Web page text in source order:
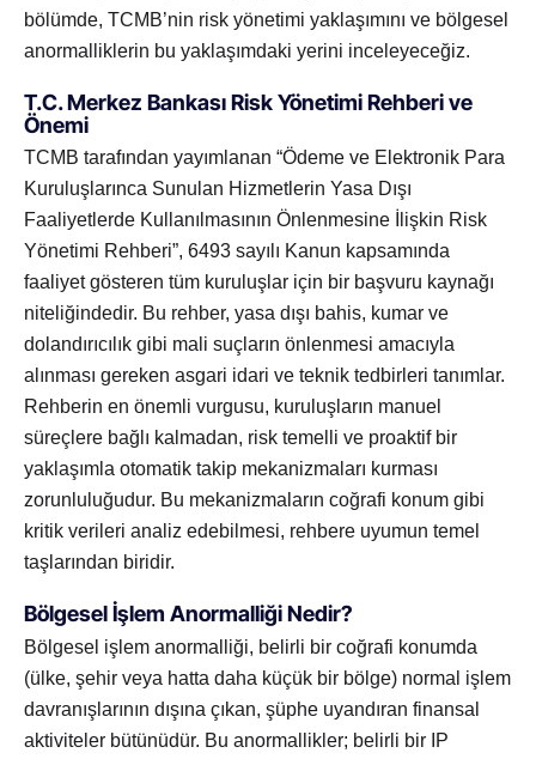
bölümde, TCMB’nin risk yönetimi yaklaşımını ve bölgesel
anormalliklerin bu yaklaşımdaki yerini inceleyeceğiz.
T.C. Merkez Bankası Risk Yönetimi Rehberi ve
Önemi
TCMB tarafından yayımlanan “Ödeme ve Elektronik Para
Kuruluşlarınca Sunulan Hizmetlerin Yasa Dışı
Faaliyetlerde Kullanılmasının Önlenmesine İlişkin Risk
Yönetimi Rehberi”, 6493 sayılı Kanun kapsamında
faaliyet gösteren tüm kuruluşlar için bir başvuru kaynağı
niteliğindedir. Bu rehber, yasa dışı bahis, kumar ve
dolandırıcılık gibi mali suçların önlenmesi amacıyla
alınması gereken asgari idari ve teknik tedbirleri tanımlar.
Rehberin en önemli vurgusu, kuruluşların manuel
süreçlere bağlı kalmadan, risk temelli ve proaktif bir
yaklaşımla otomatik takip mekanizmaları kurması
zorunluluğudur. Bu mekanizmaların coğrafi konum gibi
kritik verileri analiz edebilmesi, rehbere uyumun temel
taşlarından biridir.
Bölgesel İşlem Anormalliği Nedir?
Bölgesel işlem anormalliği, belirli bir coğrafi konumda
(ülke, şehir veya hatta daha küçük bir bölge) normal işlem
davranışlarının dışına çıkan, şüphe uyandıran finansal
aktiviteler bütünüdür. Bu anormallikler; belirli bir IP